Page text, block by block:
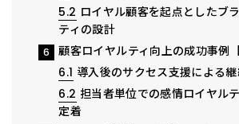
5.2 ロイヤル顧客を起点としたブ
ティの設計
6
顧客ロイヤルティ向上の成功事例
6.1 導入後のサクセス支援による
6.2 担当者単位での感情ロイヤル
定着